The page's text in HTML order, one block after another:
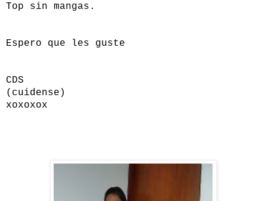
Top sin mangas.
Espero que les guste
CDS
(cuidense)
xoxoxox